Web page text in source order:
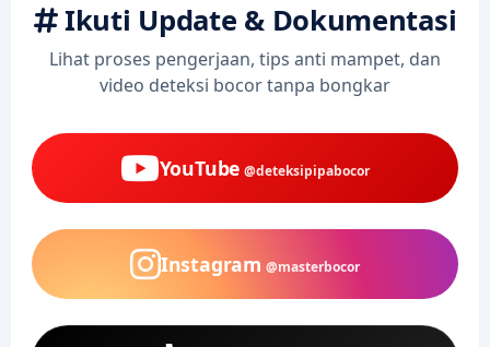
Ikuti Update & Dokumentasi
Lihat proses pengerjaan, tips anti mampet, dan
video deteksi bocor tanpa bongkar
YouTube @deteksipipabocor
Instagram @masterbocor